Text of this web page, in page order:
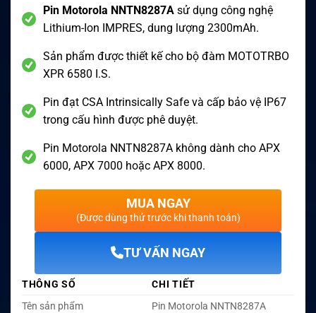
Pin Motorola NNTN8287A sử dụng công nghệ
Lithium-Ion IMPRES, dung lượng 2300mAh.
Sản phẩm được thiết kế cho bộ đàm MOTOTRBO
XPR 6580 I.S.
Pin đạt CSA Intrinsically Safe và cấp bảo vệ IP67
trong cấu hình được phê duyệt.
Pin Motorola NNTN8287A không dành cho APX
6000, APX 7000 hoặc APX 8000.
MUA NGAY
(Được dùng thử trước khi thanh toán)
TƯ VẤN NGAY
THÔNG SỐ
CHI TIẾT
Tên sản phẩm
Pin Motorola NNTN8287A